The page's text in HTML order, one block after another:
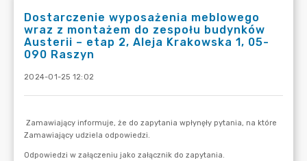
Dostarczenie wyposażenia meblowego
wraz z montażem do zespołu budynków
Austerii – etap 2, Aleja Krakowska 1, 05-
090 Raszyn
2024-01-25 12:02